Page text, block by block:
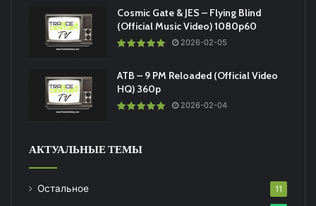
Cosmic Gate & JES – Flying Blind
(Official Music Video) 1080p60
2026-02-05
ATB – 9 PM Reloaded (Official Video
HQ) 360p
2026-02-04
АКТУАЛЬНЫЕ ТЕМЫ
Остальное 11